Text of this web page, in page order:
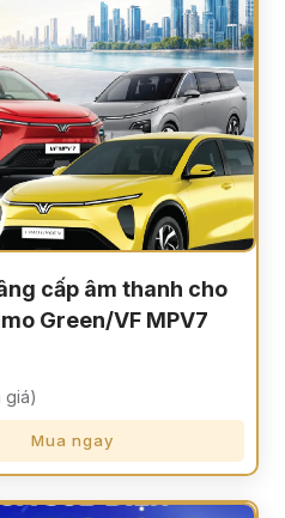
cấp âm thanh cho
Green/VF MPV7
giá)
Mua ngay